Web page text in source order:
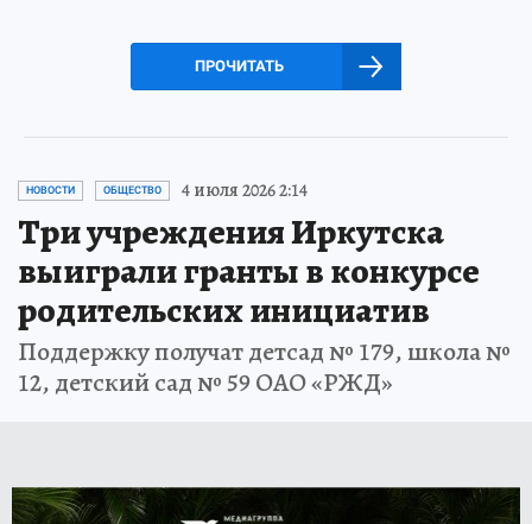
ПРОЧИТАТЬ
НОВОСТИ ОБЩЕСТВО 4 июля 2026 2:14
Три учреждения Иркутска
выиграли гранты в конкурсе
родительских инициатив
Поддержку получат детсад № 179, школа №
12, детский сад № 59 ОАО «РЖД»